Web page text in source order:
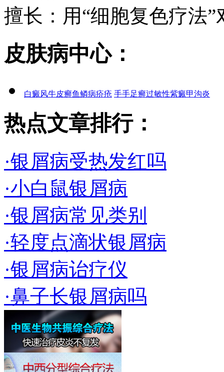
擅长：用“细胞复色疗法”
皮肤病中心：
白癜风牛皮癣鱼鳞病疥疮 手手足癣过敏性紫癜甲沟炎
热点文章排行：
·银屑病受热发红吗
·小白鼠银屑病
·银屑病常见类别
·轻度点滴状银屑病
·银屑病诒疗仪
·鼻子长银屑病吗